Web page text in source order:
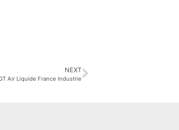
NEXT
Air Liquide France Industrie